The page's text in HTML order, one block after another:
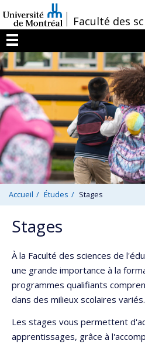
au
contenu
/Faculté des
Menu
Accueil Études Stages
Stages
À la Faculté des sciences de
une grande importance à la
programmes qualifiants
dans des milieux scolaires variés.
Les stages vous permettent
apprentissages, grâce à